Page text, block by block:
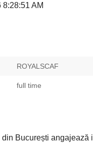
AM
ROYALSCAF
full time
din București angajează